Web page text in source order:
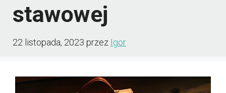
stawowej
22 listopada, 2023 przez Igor